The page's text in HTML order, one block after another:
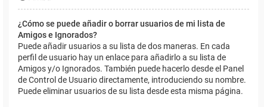
¿Cómo se puede añadir o borrar usuarios de mi lista de
Amigos e Ignorados?
Puede añadir usuarios a su lista de dos maneras. En cada
perfil de usuario hay un enlace para añadirlo a su lista de
Amigos y/o Ignorados. También puede hacerlo desde el Panel
de Control de Usuario directamente, introduciendo su nombre.
Puede eliminar usuarios de su lista desde esta misma página.